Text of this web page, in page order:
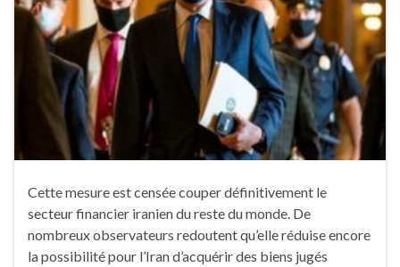
Cette mesure est censée couper définitivement le
secteur financier iranien du reste du monde. De
nombreux observateurs redoutent qu’elle réduise encore
la possibilité pour l’Iran d’acquérir des biens jugés